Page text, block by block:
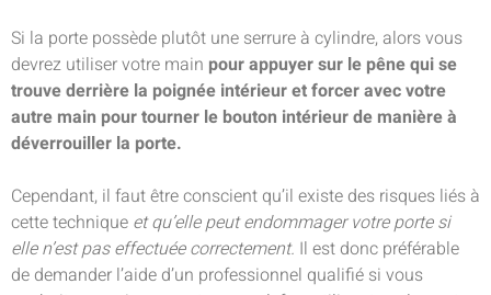
Si la porte possède plutôt une serrure à cylindre, alors vous
devrez utiliser votre main pour appuyer sur le pêne qui se
trouve derrière la poignée intérieur et forcer avec votre
autre main pour tourner le bouton intérieur de manière à
déverrouiller la porte.
Cependant, il faut être conscient qu’il existe des risques liés à
cette technique et qu’elle peut endommager votre porte si
elle n’est pas effectuée correctement. Il est donc préférable
de demander l’aide d’un professionnel qualifié si vous